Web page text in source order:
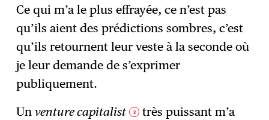
Ce qui m’a le plus effrayée, ce n’est pas
qu’ils aient des prédictions sombres, c’est
qu’ils retournent leur veste à la seconde où
je leur demande de s’exprimer
publiquement.
Unventure capitalist 3
très puissant m’a